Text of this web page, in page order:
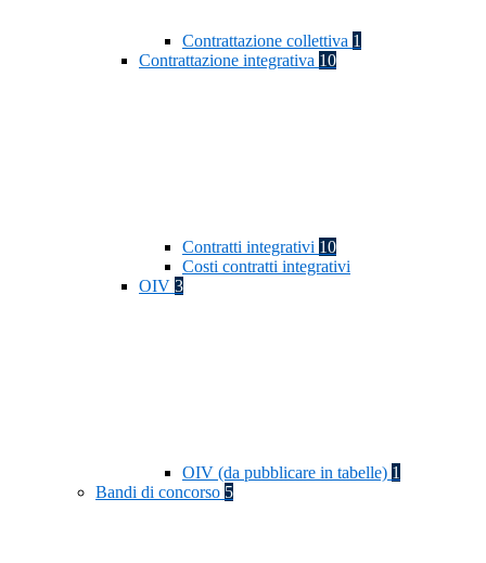
Contrattazione collettiva 1
Contrattazione integrativa 10
Contratti integrativi 10
Costi contratti integrativi
OIV 3
OIV (da pubblicare in tabelle) 1
Bandi di concorso 5